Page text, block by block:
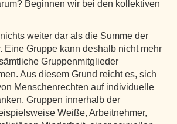
Beginnen wir bei den kollektiven
weiter dar als die Summe der
Eine Gruppe kann deshalb nicht mehr
Gruppenmitglieder
Aus diesem Grund reicht es, sich
Menschenrechten auf individuelle
Gruppen innerhalb der
Weiße, Arbeitnehmer,